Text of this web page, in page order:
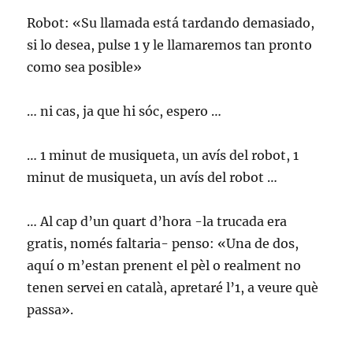
Robot: «Su llamada está tardando demasiado,
si lo desea, pulse 1 y le llamaremos tan pronto
como sea posible»
… ni cas, ja que hi sóc, espero …
… 1 minut de musiqueta, un avís del robot, 1
minut de musiqueta, un avís del robot …
… Al cap d’un quart d’hora -la trucada era
gratis, només faltaria- penso: «Una de dos,
aquí o m’estan prenent el pèl o realment no
tenen servei en català, apretaré l’1, a veure què
passa».